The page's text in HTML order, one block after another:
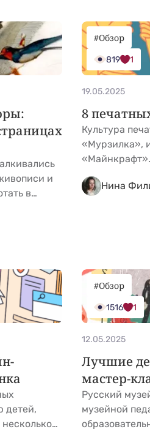
школу и
учебных
detskie-
общаться с
href="https://
sekcziya-
и
в
отобрали
вашу
Художник,
luchshie-
a>
#Обзор
819 1
19.05.2025
8
Культура
«Мурзилка»,
«Майнкрафт».
чтобы всей
Веселые
href="https://
detej/
Нина
детей,
#Обзор
1516 1
12.05.2025
Лучшие
мастер-
Русский
музейной